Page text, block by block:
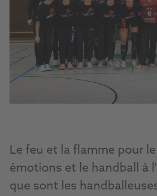
Le feu et la flamme pour
émotions et le handball à
que sont les